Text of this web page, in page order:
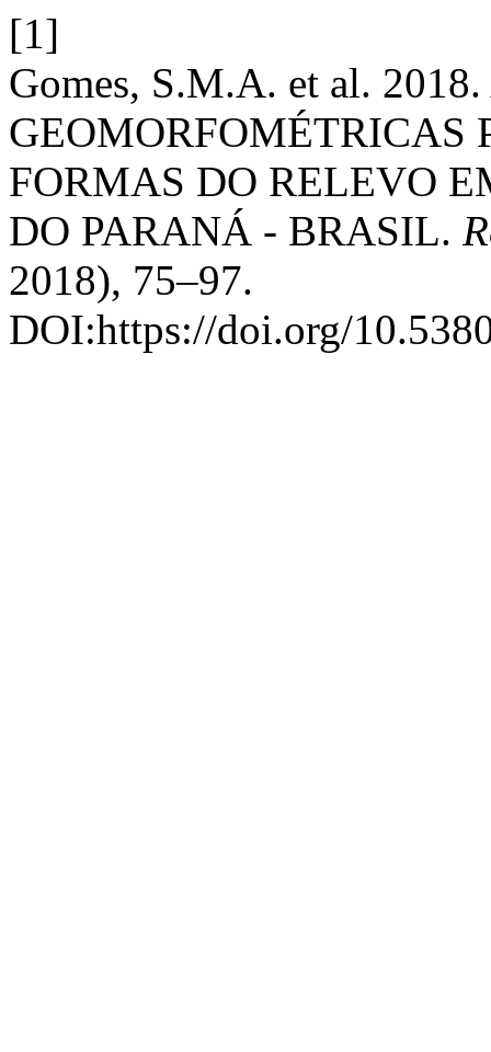
[1]
Gomes, S.M.A. et al.
GEOMORFOMÉTRICAS
FORMAS DO RELEVO
DO PARANÁ - BRASIL.
2018), 75–97.
DOI:https://doi.org/